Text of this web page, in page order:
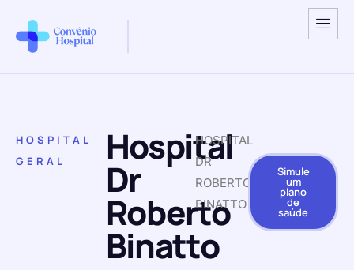
HOSPITAL
GERAL
Hospital
Dr
Roberto
Binatto
HOSPITAL
DR
ROBERTO
BINATTO
Simule
um
plano
de
saúde